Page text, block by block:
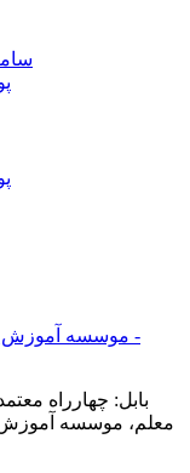
بابل: چهارراه
معلم، موسسه آموزش